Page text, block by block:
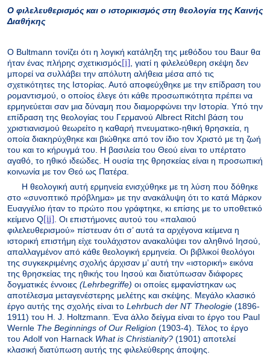
Ο φιλελευθερισμός και ο ιστορικισμός στη θεολογία της Καινής
Διαθήκης
Ο Bultmann τονίζει ότι η λογική κατάληξη της μεθόδου του Baur θα
ήταν ένας πλήρης σχετικισμός[i] , γιατί η φιλελεύθερη σκέψη δεν
μπορεί να συλλάβει την απόλυτη αλήθεια μέσα από τις
σχετικότητες της Ιστορίας. Αυτό αποφεύχθηκε με την επίδραση του
ρομαντισμού, ο οποίος έλεγε ότι κάθε προσωπικότητα πρέπει να
ερμηνεύεται σαν μια δύναμη που διαμορφώνει την Ιστορία. Υπό την
επίδραση της θεολογίας του Γερμανού Albrect Ritchl βάση του
χριστιανισμού θεωρείτο η καθαρή πνευματικο-ηθική θρησκεία, η
οποία διακηρύχθηκε και βιώθηκε από τον ίδιο τον Χριστό με τη ζωή
του και το κήρυγμά του. Η βασιλεία του Θεού είναι το υπέρτατο
αγαθό, το ηθικό ιδεώδες. Η ουσία της θρησκείας είναι η προσωπική
κοινωνία με τον Θεό ως Πατέρα.
Η θεολογική αυτή ερμηνεία ενισχύθηκε με τη λύση που δόθηκε
στο «συνοπτικό πρόβλημα» με την ανακάλυψη ότι το κατά Μάρκον
Ευαγγέλιο ήταν το πρώτο που γράφτηκε, κι επίσης με το υποθετικό
κείμενο Q[ii] . Οι επιστήμονες αυτού του «παλαιού
φιλελευθερισμού» πίστευαν ότι σ’ αυτά τα αρχέγονα κείμενα η
ιστορική επιστήμη είχε τουλάχιστον ανακαλύψει τον αληθινό Ιησού,
απαλλαγμένον από κάθε θεολογική ερμηνεία. Οι βιβλικοί θεολόγοι
της συγκεκριμένης σχολής άρχισαν μ’ αυτή την «ιστορική» εικόνα
της θρησκείας της ηθικής του Ιησού και διατύπωσαν διάφορες
δογματικές έννοιες (Lehrbegriffe) οι οποίες εμφανίστηκαν ως
αποτέλεσμα μεταγενέστερης μελέτης και σκέψης. Μεγάλο κλασικό
έργο αυτής της σχολής είναι το Lehrbuch der NT Theologie (1896-
1911) του H. J. Holtzmann. Ένα άλλο δείγμα είναι το έργο του Paul
Wernle The Beginnings of Our Religion (1903-4). Τέλος το έργο
του Adolf von Harnack What is Christianity? (1901) αποτελεί
κλασική διατύπωση αυτής της φιλελεύθερης άποψης.